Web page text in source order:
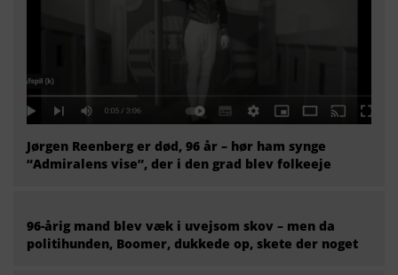
Jørgen Reenberg er død, 96 år – hør ham synge
“Admiralens vise”, der i den grad blev folkeeje
96-årig mand blev væk i uvejsom skov – men da
politihunden, Boomer, dukkede op, skete der noget